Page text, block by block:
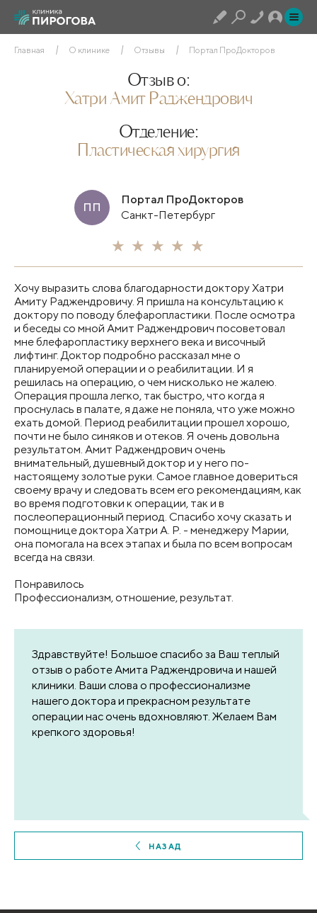
Главная О клинике Отзывы Портал ПроДокторов
Отзыв о:
Хатри Амит Раджендрович
Отделение:
Пластическая хирургия
ПП
Портал ПроДокторов
Санкт-Петербург
Хочу выразить слова благодарности доктору Хатри
Амиту Раджендровичу. Я пришла на консультацию к
доктору по поводу блефаропластики. После осмотра
и беседы со мной Амит Раджендрович посоветовал
мне блефаропластику верхнего века и височный
лифтинг. Доктор подробно рассказал мне о
планируемой операции и о реабилитации. И я
решилась на операцию, о чем нисколько не жалею.
Операция прошла легко, так быстро, что когда я
проснулась в палате, я даже не поняла, что уже можно
ехать домой. Период реабилитации прошел хорошо,
почти не было синяков и отеков. Я очень довольна
результатом. Амит Раджендрович очень
внимательный, душевный доктор и у него по-
настоящему золотые руки. Самое главное довериться
своему врачу и следовать всем его рекомендациям, как
во время подготовки к операции, так и в
послеоперационный период. Спасибо хочу сказать и
помощнице доктора Хатри А. Р. - менеджеру Марии,
она помогала на всех этапах и была по всем вопросам
всегда на связи.
Понравилось
Профессионализм, отношение, результат.
Здравствуйте! Большое спасибо за Ваш теплый
отзыв о работе Амита Раджендровича и нашей
клиники. Ваши слова о профессионализме
нашего доктора и прекрасном результате
операции нас очень вдохновляют. Желаем Вам
крепкого здоровья!
НАЗАД